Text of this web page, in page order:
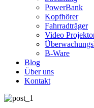
PowerBank
Kopfhörer
Fahrradträger
Video
B-Ware
Blog
Über uns
Kontakt